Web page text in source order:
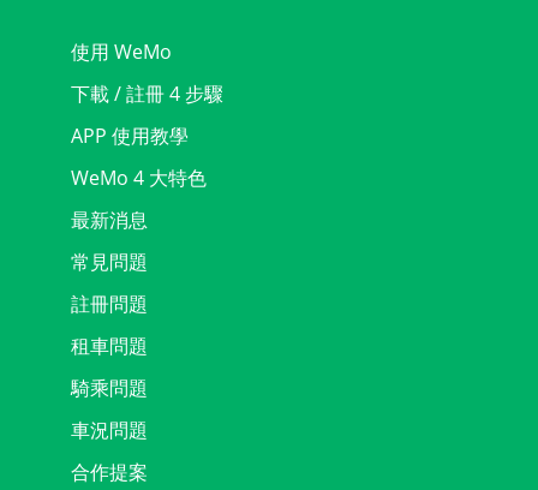
使用 WeMo
下載 / 註冊 4 步驟
APP 使用教學
WeMo 4 大特色
最新消息
常見問題
註冊問題
租車問題
騎乘問題
車況問題
合作提案